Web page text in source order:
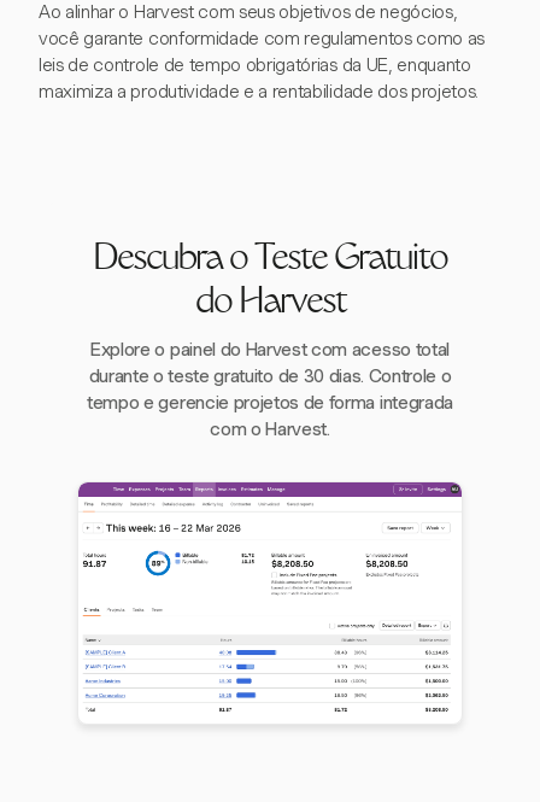
Ao alinhar o Harvest com seus objetivos de negócios,
você garante conformidade com regulamentos como as
leis de controle de tempo obrigatórias da UE, enquanto
maximiza a produtividade e a rentabilidade dos projetos.
Descubra o Teste Gratuito
do Harvest
Explore o painel do Harvest com acesso total
durante o teste gratuito de 30 dias. Controle o
tempo e gerencie projetos de forma integrada
com o Harvest.